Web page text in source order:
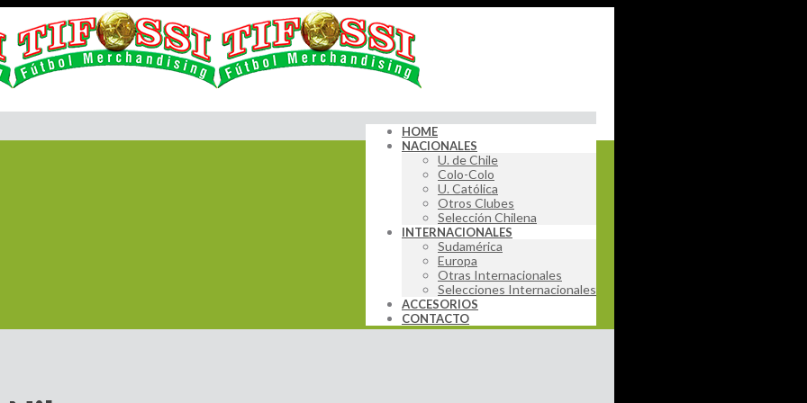
HOME
NACIONALES
U. de Chile
Colo-Colo
U. Católica
Otros Clubes
Selección Chilena
INTERNACIONALES
Sudamérica
Europa
Otras Internacionales
Selecciones Internacionales
ACCESORIOS
CONTACTO